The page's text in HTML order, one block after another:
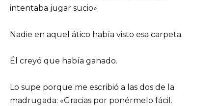
intentaba jugar sucio».
Nadie en aquel ático había visto esa carpeta.
Él creyó que había ganado.
Lo supe porque me escribió a las dos de la
madrugada: «Gracias por ponérmelo fácil.